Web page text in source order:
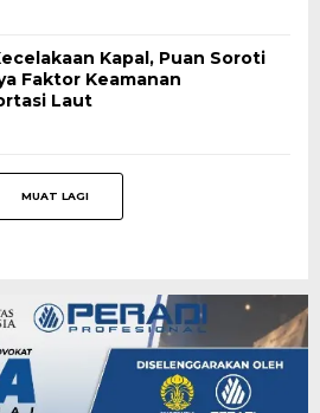
Kapal, Puan Soroti
Faktor Keamanan
Laut